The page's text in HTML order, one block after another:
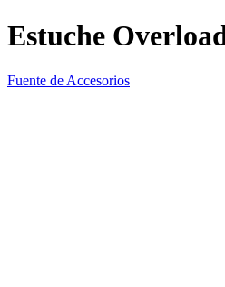
Estuche
Fuente de Accesorios